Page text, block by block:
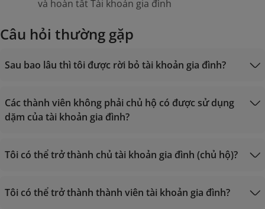
và hoàn tất Tài khoản gia đình
Câu hỏi thường gặp
Sau bao lâu thì tôi được rời bỏ tài khoản gia đình?
Các thành viên không phải chủ hộ có được sử dụng
dặm của tài khoản gia đình?
Tôi có thể trở thành chủ tài khoản gia đình (chủ hộ)?
Tôi có thể trở thành thành viên tài khoản gia đình?